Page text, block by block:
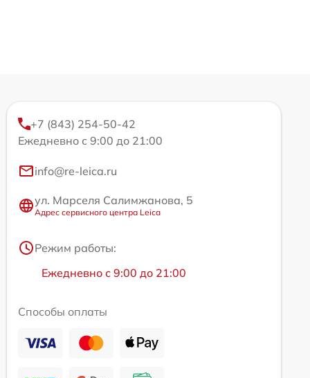
+7 (843) 254-50-42
Ежедневно с 9:00 до 21:00
info@re-leica.ru
ул. Марселя Салимжанова, 5
Адрес сервисного центра Leica
Режим работы:
Ежедневно с 9:00 до 21:00
Способы оплаты